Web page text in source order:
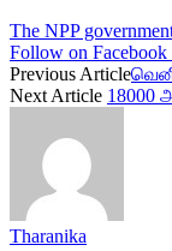
The NPP
Follow on Facebook
Previous Article
Next Article 18000
Tharanika